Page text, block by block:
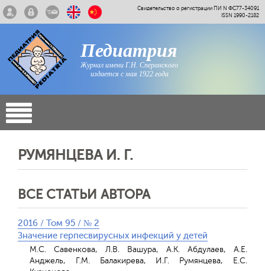
Свидетельство о регистрации ПИ N ФС77-34091
ISSN 1990-2182
Педиатрия
Журнал имени Г.Н. Сперанского
издается с мая 1922 года
РУМЯНЦЕВА И. Г.
ВСЕ СТАТЬИ АВТОРА
2016 / Том 95 / № 2
Значение герпесвирусных инфекций у детей
М.С. Савенкова, Л.В. Вашура, А.К. Абдулаев, А.Е.
Анджель, Г.М. Балакирева, И.Г. Румянцева, Е.С.